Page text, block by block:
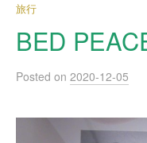
旅行
BED
Posted on 2020-12-05